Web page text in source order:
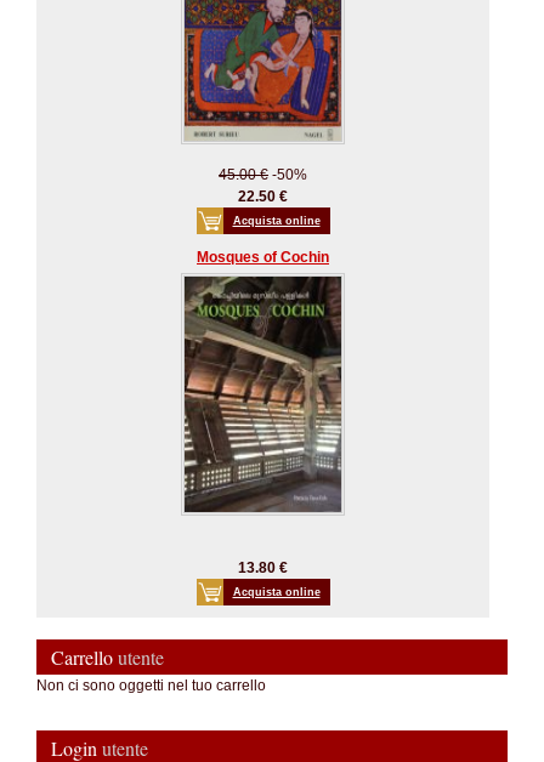
45.00 € -50%
22.50 €
Acquista online
Mosques of Cochin
13.80 €
Acquista online
Carrelloutente
Non ci sono oggetti nel tuo carrello
Login utente